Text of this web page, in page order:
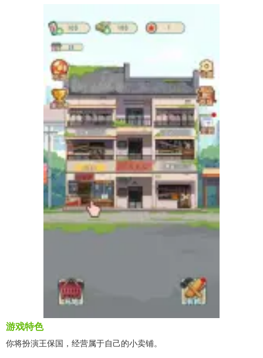
游戏特色
你将扮演王保国，经营属于自己的小卖铺。